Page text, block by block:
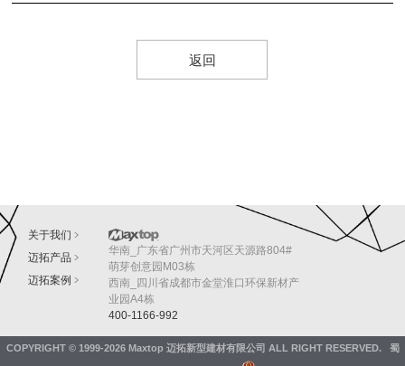
返回
关于我们
迈拓产品
迈拓案例
华南_广东省广州市天河区天源路804#
萌芽创意园M03栋
西南_四川省成都市金堂淮口环保新材产
业园A4栋
400-1166-992
COPYRIGHT © 1999-2026 Maxtop 迈拓新型建材有限公司 ALL RIGHT RESERVED. 蜀